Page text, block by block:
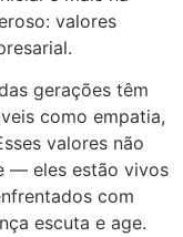
valores
gerações têm
como empatia,
valores não
— eles estão vivos
com
escuta e age.